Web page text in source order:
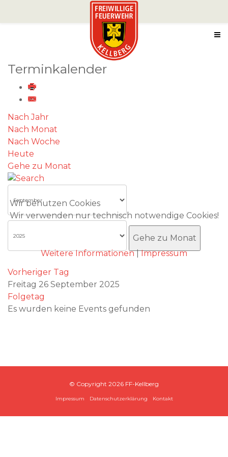
Terminkalender
Nach Jahr
Nach Monat
Nach Woche
Heute
Gehe zu Monat
Gehe zu Monat
Vorheriger Tag
Freitag 26 September 2025
Folgetag
Es wurden keine Events gefunden
© Copyright 2026 FF-Kellberg
Impressum Datenschutzerklärung Kontakt
Wir benutzen Cookies
Wir verwenden nur technisch notwendige Cookies!
Akzeptieren
Weitere Informationen|Impressum